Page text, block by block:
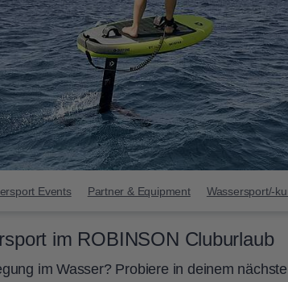
Events Partner & Equipment Wassersport/-
im ROBINSON Cluburlaub
im Wasser? Probiere in deinem